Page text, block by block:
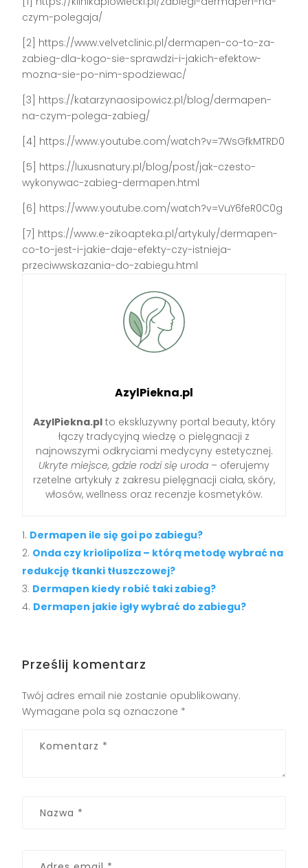
czym-polegaja/
[2] https://www.velvetclinic.pl/dermapen-co-to-za-
zabieg-dla-kogo-sie-sprawdzi-i-jakich-efektow-
mozna-sie-po-nim-spodziewac/
[3] https://katarzynaosipowicz.pl/blog/dermapen-
na-czym-polega-zabieg/
[4] https://www.youtube.com/watch?v=7WsGfkMTRD0
[5] https://luxusnatury.pl/blog/post/jak-czesto-
wykonywac-zabieg-dermapen.html
[6] https://www.youtube.com/watch?v=VuY6feR0C0g
[7] https://www.e-zikoapteka.pl/artykuly/dermapen-
co-to-jest-i-jakie-daje-efekty-czy-istnieja-
przeciwwskazania-do-zabiegu.html
AzylPiekna.pl
AzylPiekna.plto ekskluzywny portal beauty, który
łączy tradycyjną wiedzę o pielęgnacji z
najnowszymi odkryciami medycyny estetycznej.
Ukryte miejsce, gdzie rodzi się uroda – oferujemy
rzetelne artykuły z zakresu pielęgnacji ciała, skóry,
włosów, wellness oraz recenzje kosmetyków.
Dermapen ile się goi po zabiegu?
Onda czy kriolipoliza – którą metodę wybrać na
redukcję tkanki tłuszczowej?
Dermapen kiedy robić taki zabieg?
Dermapen jakie igły wybrać do zabiegu?
Prześlij komentarz
Twój adres email nie zostanie opublikowany.
Wymagane pola są oznaczone *